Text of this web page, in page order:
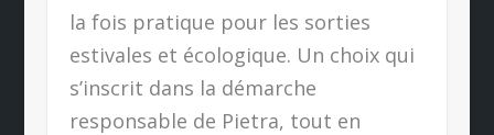
la fois pratique pour les sorties
estivales et écologique. Un choix qui
s’inscrit dans la démarche
responsable de Pietra, tout en